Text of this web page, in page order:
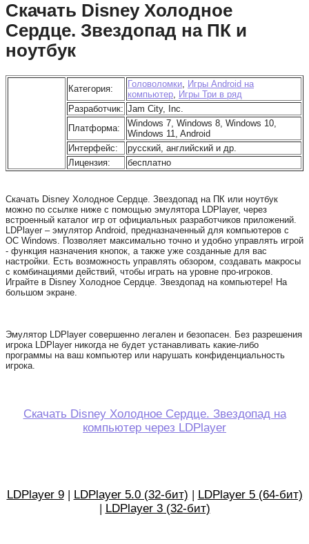
Скачать Disney Холодное
Сердце. Звездопад на ПК и
ноутбук
Категория: Головоломки, Игры Android на
компьютер, Игры Три в ряд
Разработчик: Jam City, Inc.
Платформа:
Windows 7, Windows 8, Windows 10,
Windows 11, Android
Интерфейс:
русский, английский и др.
Лицензия:
бесплатно
Скачать Disney Холодное Сердце. Звездопад на ПК или ноутбук
можно по ссылке ниже с помощью эмулятора LDPlayer, через
встроенный каталог игр от официальных разработчиков приложений.
LDPlayer – эмулятор Android, предназначенный для компьютеров с
ОС Windows. Позволяет максимально точно и удобно управлять игрой
- функция назначения кнопок, а также уже созданные для вас
настройки. Есть возможность управлять обзором, создавать макросы
с комбинациями действий, чтобы играть на уровне про-игроков.
Играйте в Disney Холодное Сердце. Звездопад на компьютере! На
большом экране.
Эмулятор LDPlayer совершенно легален и безопасен. Без разрешения
игрока LDPlayer никогда не будет устанавливать какие-либо
программы на ваш компьютер или нарушать конфиденциальность
игрока.
Скачать Disney Холодное Сердце. Звездопад на
компьютер через LDPlayer
LDPlayer 9| LDPlayer 5.0 (32-бит)
LDPlayer 5 (64-бит)
LDPlayer 3 (32-бит)